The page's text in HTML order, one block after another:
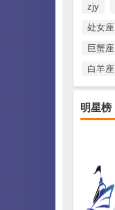
zjy
处女座
巨蟹座
白羊座
明星榜